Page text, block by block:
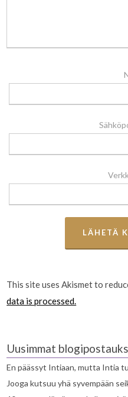
This site uses Akismet to
data is processed.
Uusimmat
En päässyt Intiaan, mutta Intia
Jooga kutsuu yhä syvempään